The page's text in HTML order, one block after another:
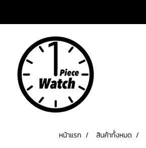
หน้าแรก สินค้าทั้งหมด